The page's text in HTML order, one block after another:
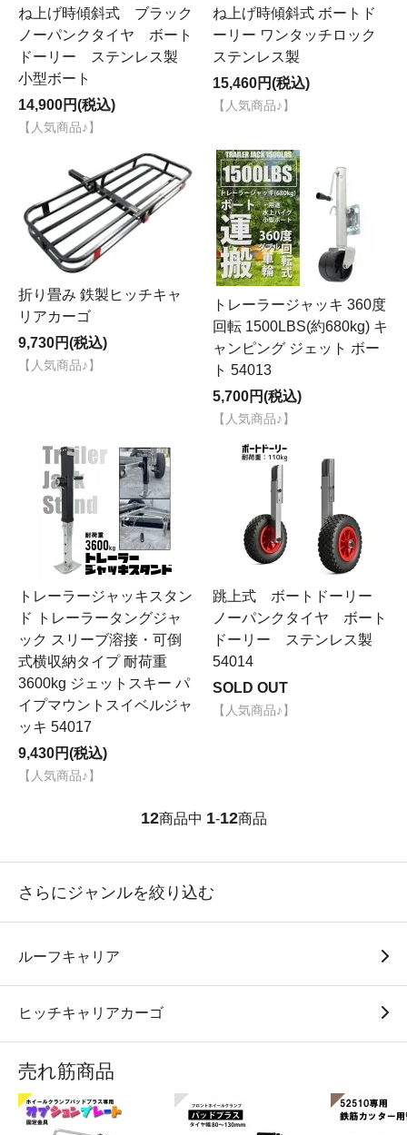
ね上げ時傾斜式 ブラック
ノーパンクタイヤ ボート
ドーリー ステンレス製
小型ボート
14,900円(税込)
【人気商品♪】
ね上げ時傾斜式 ボートド
ーリー ワンタッチロック
ステンレス製
15,460円(税込)
【人気商品♪】
折り畳み 鉄製ヒッチキャ
リアカーゴ
9,730円(税込)
【人気商品♪】
トレーラージャッキ 360度
回転 1500LBS(約680kg) キ
ャンピング ジェット ボー
ト 54013
5,700円(税込)
【人気商品♪】
トレーラージャッキスタン
ド トレーラータングジャ
ック スリーブ溶接・可倒
式横収納タイプ 耐荷重
3600kg ジェットスキー パ
イプマウントスイベルジャ
ッキ 54017
9,430円(税込)
【人気商品♪】
跳上式 ボートドーリー
ノーパンクタイヤ ボート
ドーリー ステンレス製
54014
SOLD OUT
【人気商品♪】
12商品中 1-12商品
さらにジャンルを絞り込む
ルーフキャリア
ヒッチキャリアカーゴ
売れ筋商品